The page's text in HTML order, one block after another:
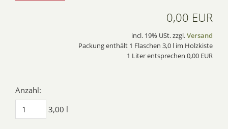
0,00 EUR
incl. 19% USt. zzgl.Versand
Packung enthält 1 Flaschen 3,0 l im Holzkiste
1 Liter entsprechen 0,00 EUR
Anzahl:
3,00 l